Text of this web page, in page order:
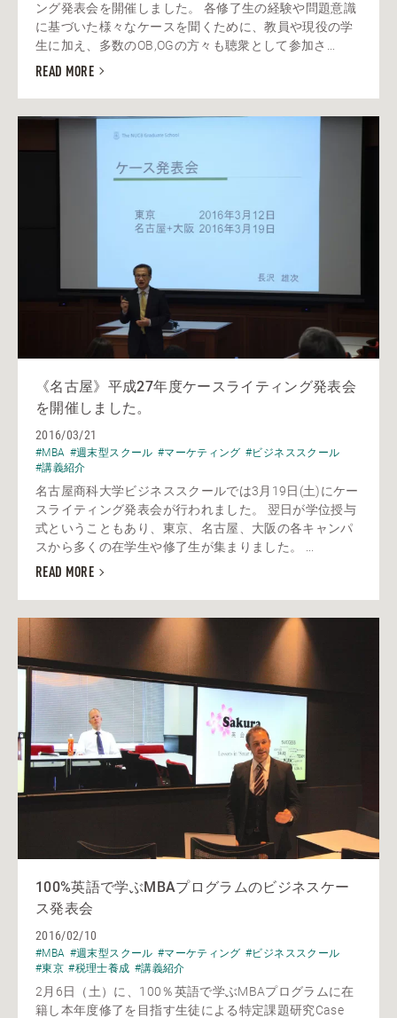
ング発表会を開催しました。 各修了生の経験や問題意識
に基づいた様々なケースを聞くために、教員や現役の学
生に加え、多数のOB,OGの方々も聴衆として参加さ...
READ MORE
《名古屋》平成27年度ケースライティング発表会
を開催しました。
2016/03/21
#MBA #週末型スクール #マーケティング #ビジネススクール
#講義紹介
名古屋商科大学ビジネススクールでは3月19日(土)にケー
スライティング発表会が行われました。 翌日が学位授与
式ということもあり、東京、名古屋、大阪の各キャンパ
スから多くの在学生や修了生が集まりました。 ...
READ MORE
100%英語で学ぶMBAプログラムのビジネスケー
ス発表会
2016/02/10
#MBA #週末型スクール #マーケティング #ビジネススクール
#東京 #税理士養成 #講義紹介
2月6日（土）に、100％英語で学ぶMBAプログラムに在
籍し本年度修了を目指す生徒による特定課題研究Case